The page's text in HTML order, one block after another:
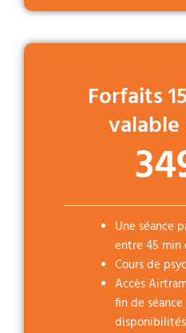
Forfaits
valable
Une séance
entre 45 min
Cours de
Accès
fin de